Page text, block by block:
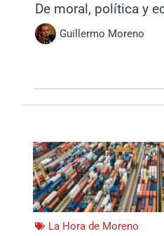
De moral, política y
Guillermo Moreno
La Hora de Moreno